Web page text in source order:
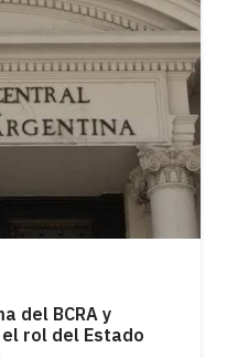
del BCRA y
rol del Estado